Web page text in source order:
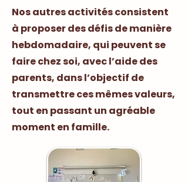
Nos autres activités consistent
à proposer des défis de manière
hebdomadaire, qui peuvent se
faire chez soi, avec l’aide des
parents, dans l’objectif de
transmettre ces mêmes valeurs,
tout en passant un agréable
moment en famille.